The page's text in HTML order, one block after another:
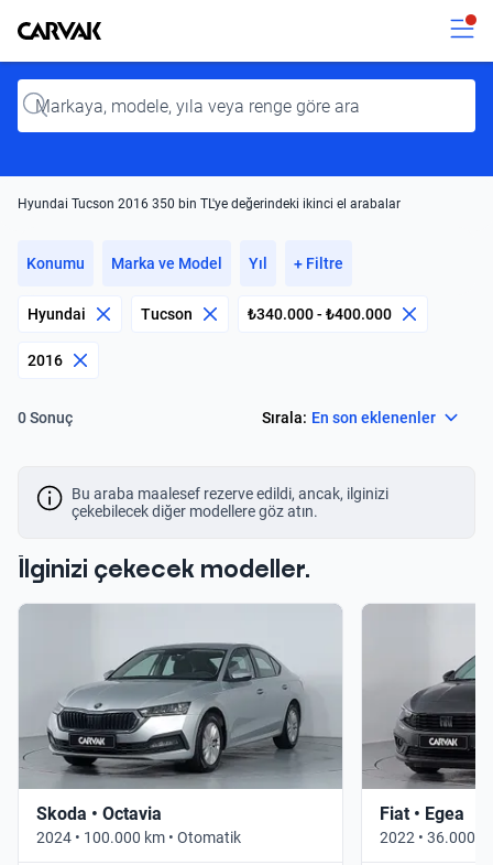
Kavak
Input
Hyundai Tucson 2016 350 bin TL'ye değerindeki ikinci el arabalar
Konumu Marka ve Model Yıl + Filtre
Hyundai Tucson ₺340.000 - ₺400.000
2016
0 Sonuç Sırala: En son eklenenler
Bu araba maalesef rezerve edildi, ancak, ilginizi
çekebilecek diğer modellere göz atın.
İlginizi çekecek modeller.
Skoda • Octavia
2024 • 100.000 km • Otomatik
Fiat • Egea
2022 • 36.000